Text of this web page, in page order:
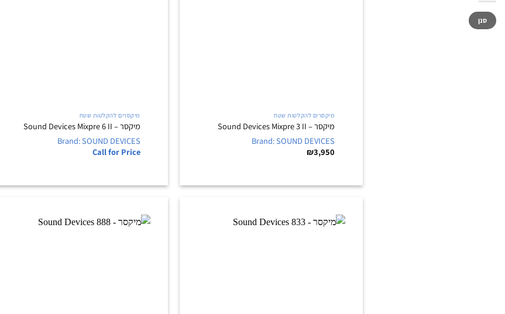
מחיר
מינימלי
מחיר
מקסימלי
סנן
מיקסרים להקלטות שטח
מיקסר – Sound Devices Mixpre 3 II
Brand: SOUND DEVICES
₪3,950
מיקסרים להקלטות שטח
מיקסר – Sound Devices Mixpre 6 II
Brand: SOUND DEVICES
Call for Price